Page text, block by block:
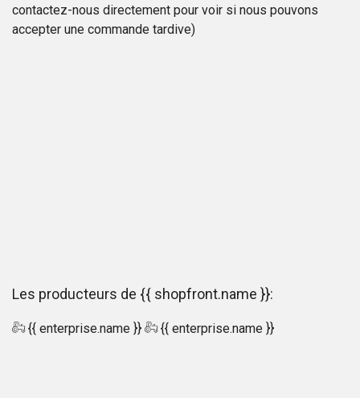
contactez-nous directement pour voir si nous pouvons
accepter une commande tardive)
Les producteurs de {{ shopfront.name }}:
{{ enterprise.name }} {{ enterprise.name }}